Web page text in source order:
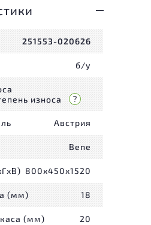
251553-020626
б/у
износа
Австрия
Bene
800x450x1520
(мм) 18
(мм) 20